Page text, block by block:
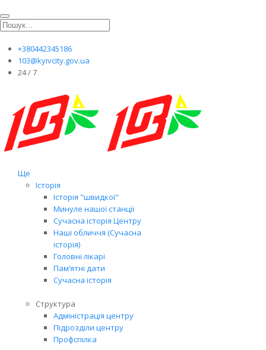
+380442345186
103@kyivcity.gov.ua
24 / 7
Ще
Історія
Історія "швидкої"
Минуле нашої станції
Сучасна історія Центру
Наші обличчя (Сучасна
історія)
Головні лікарі
Пам’ятні дати
Сучасна історія
Структура
Адміністрація центру
Підрозділи центру
Профспілка